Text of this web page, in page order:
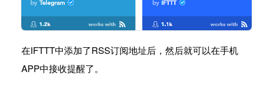
在IFTTT中添加了RSS订阅地址后，然后就可以在手机
APP中接收提醒了。